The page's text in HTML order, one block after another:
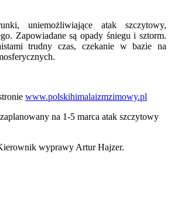
uniemożliwiające atak szczytowy,
Zapowiadane są opady śniegu i sztorm.
trudny czas, czekanie w bazie na
www.polskihimalaizmzimowy.pl
na 1-5 marca atak szczytowy
wyprawy Artur Hajzer.